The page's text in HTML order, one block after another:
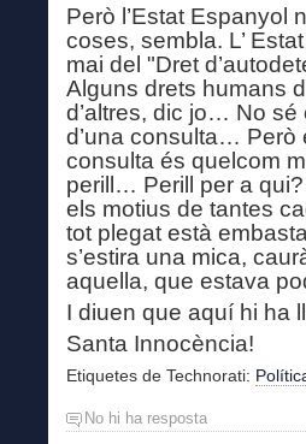
Però l’Estat Espanyol
coses, sembla. L’
mai del "Dret
Alguns drets humans
d’altres, dic jo… No
d’una consulta… Però
consulta és quelcom
perill… Perill per a
els motius de tantes
tot plegat està
s’estira una mica,
aquella, que estava
I diuen que aquí hi ha
Santa Innocència!
Etiquetes de Technorati:
No hi ha resposta